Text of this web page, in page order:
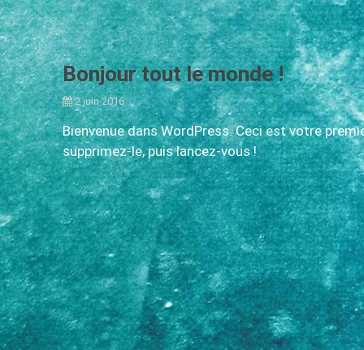
Bonjour tout le monde !
2 juin 2016
Bienvenue dans WordPress. Ceci est votre
supprimez-le, puis lancez-vous !